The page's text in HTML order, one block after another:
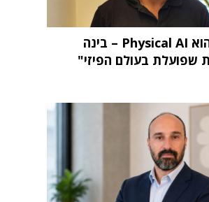
"העתיד הוא Physical AI – בינה
שפועלת בעולם הפיזי"